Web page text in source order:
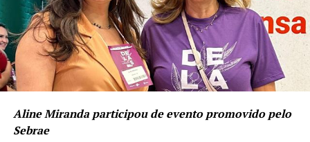
Aline Miranda participou de evento promovido pelo
Sebrae